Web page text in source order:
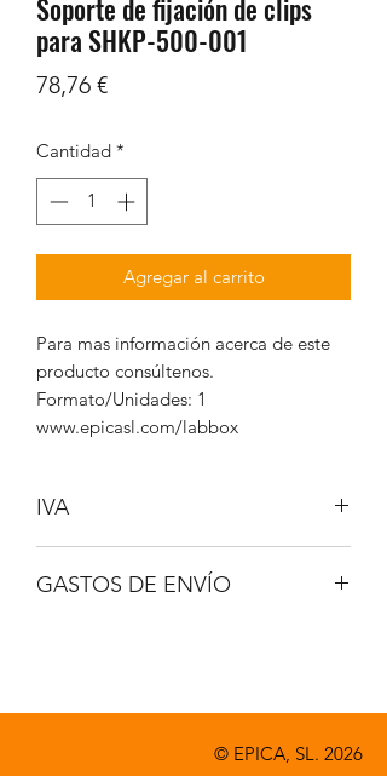
Soporte de fijación de clips
para SHKP-500-001
78,76 €Precio
Cantidad *
Agregar al carrito
Para mas información acerca de este
producto consúltenos.
Formato/Unidades: 1
www.epicasl.com/labbox
IVA
GASTOS DE ENVÍO
© EPICA, SL. 2026